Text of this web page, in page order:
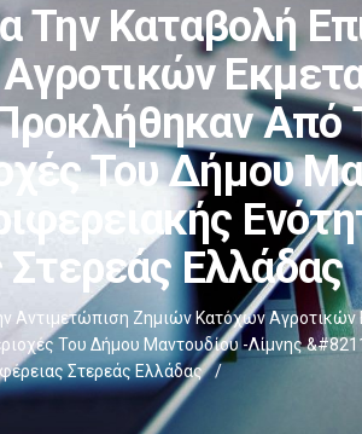
Την Καταβολή
Από
Του Δήμου
Ελλάδας
Αντιμετώπιση Ζημιών Κατόχων
Του Δήμου Μαντουδίου -Λίμνης
Στερεάς Ελλάδας
/